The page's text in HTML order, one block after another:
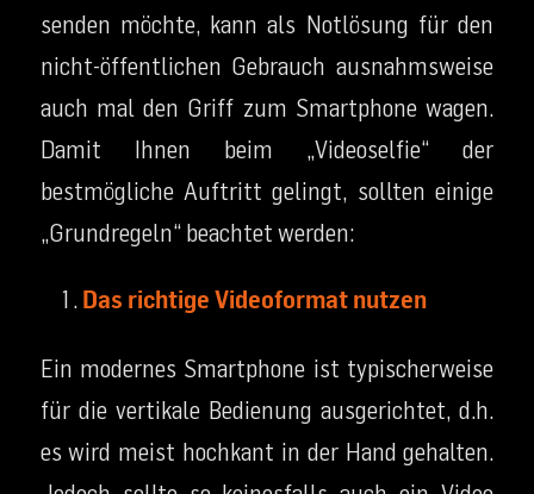
senden möchte, kann als Notlösung für den
nicht-öffentlichen Gebrauch ausnahmsweise
auch mal den Griff zum Smartphone wagen.
Damit Ihnen beim „Videoselfie“ der
bestmögliche Auftritt gelingt, sollten einige
„Grundregeln“ beachtet werden:
Das richtige Videoformat nutzen
Ein modernes Smartphone ist typischerweise
für die vertikale Bedienung ausgerichtet, d.h.
es wird meist hochkant in der Hand gehalten.